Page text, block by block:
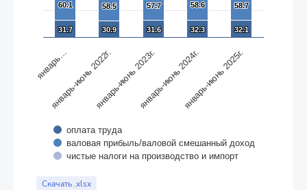
60.1
60.1 58.5
58.5 57.7
57.7 58.6
58.6 58.7
58.7
31.7
31.7 30.9
30.9 31.6
31.6 32.3
32.3 32.1
32.1
оплата труда
валовая прибыль/валовой смешанный доход
чистые налоги на производство и импорт
январь…
январь-июнь 2022г.январь-июнь 2023г.январь-июнь 2024г.январь-июнь 2025г.
End of interactive chart.
Скачать .xlsx